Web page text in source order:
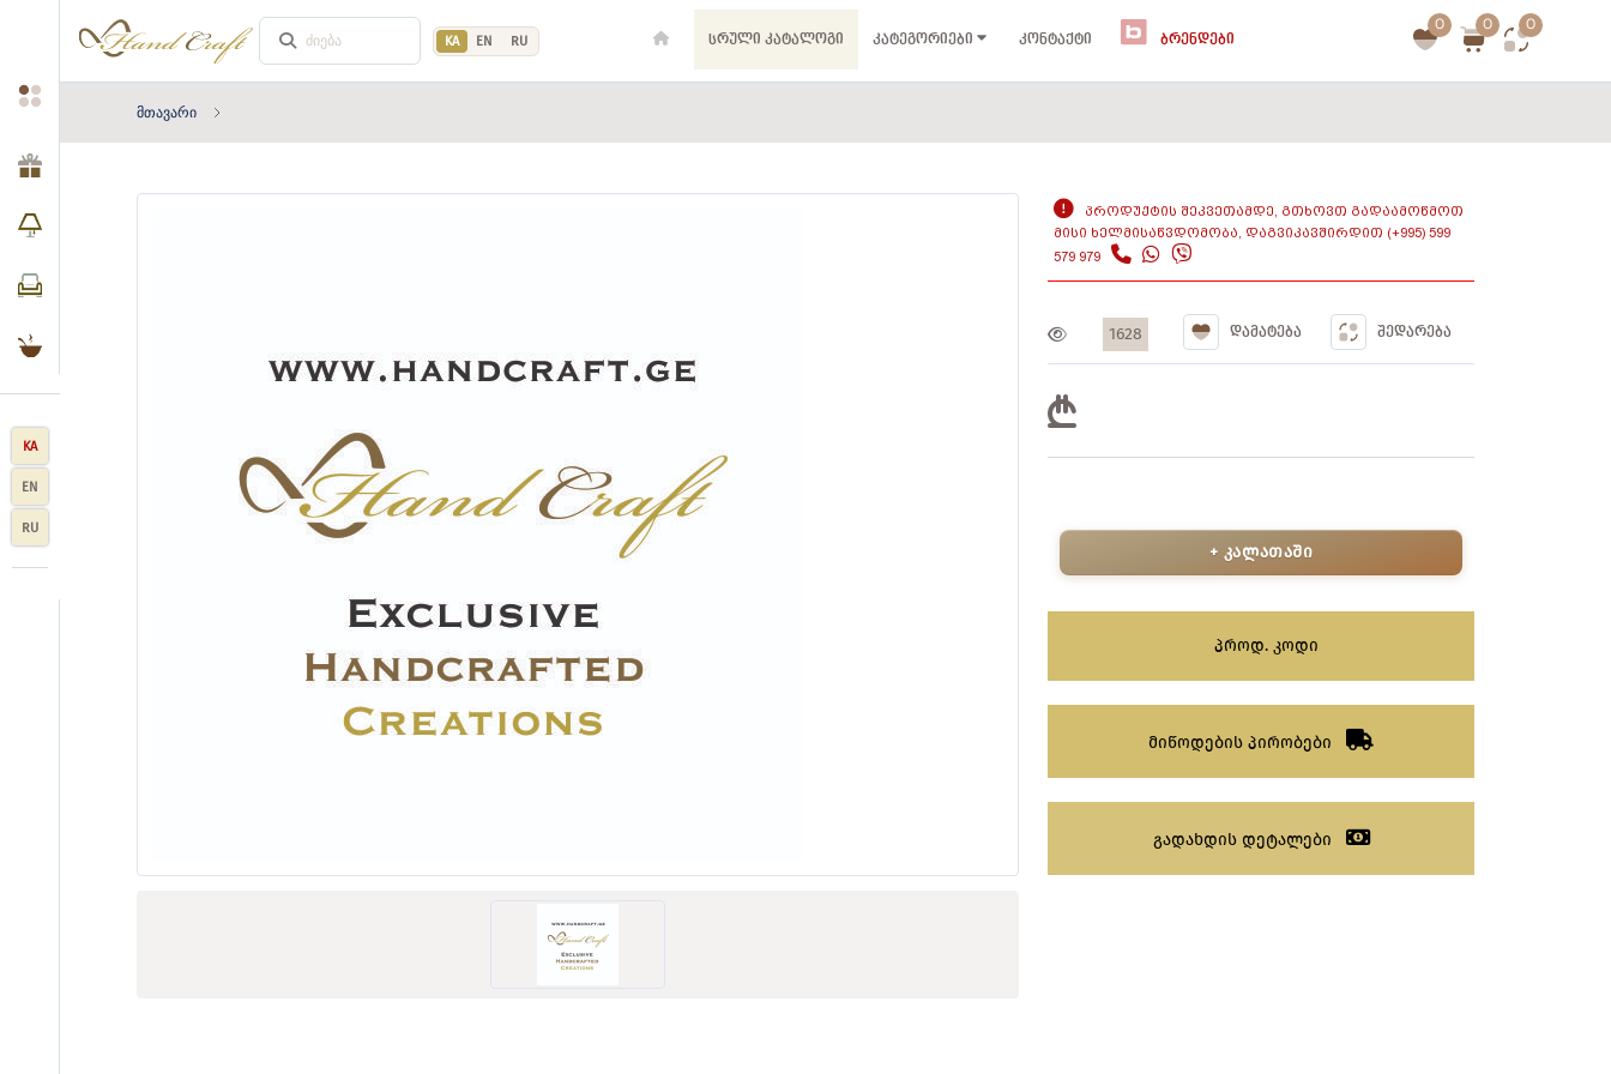
KA EN RU ᲡᲠᲣᲚᲘ ᲙᲐᲢᲐᲚᲝᲒᲘ ᲙᲐᲢᲔᲒᲝᲠᲘᲔᲑᲘ ᲙᲝᲜᲢᲐᲥᲢᲘ ᲑᲠᲔᲜᲓᲔᲑᲘ
0 0 0
KA
EN
RU
მთავარი
ᲞᲠᲝᲓᲣᲥᲢᲘᲡ ᲨᲔᲙᲕᲔᲗᲐᲛᲓᲔ, ᲒᲗᲮᲝᲕᲗ ᲒᲐᲓᲐᲐᲛᲝᲬᲛᲝᲗ
ᲛᲘᲡᲘ ᲮᲔᲚᲛᲘᲡᲐᲬᲕᲓᲝᲛᲝᲑᲐ, ᲓᲐᲒᲕᲘᲙᲐᲕᲨᲘᲠᲓᲘᲗ (+995) 599
579 979
1628 ᲓᲐᲛᲐᲢᲔᲑᲐ ᲨᲔᲓᲐᲠᲔᲑᲐ
+ კალათაში
პროდ. კოდი
მიწოდების პირობები
გადახდის დეტალები